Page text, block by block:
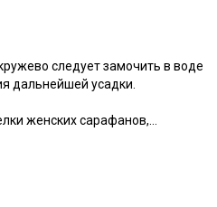
следует замочить в воде
дальнейшей усадки.
женских сарафанов,